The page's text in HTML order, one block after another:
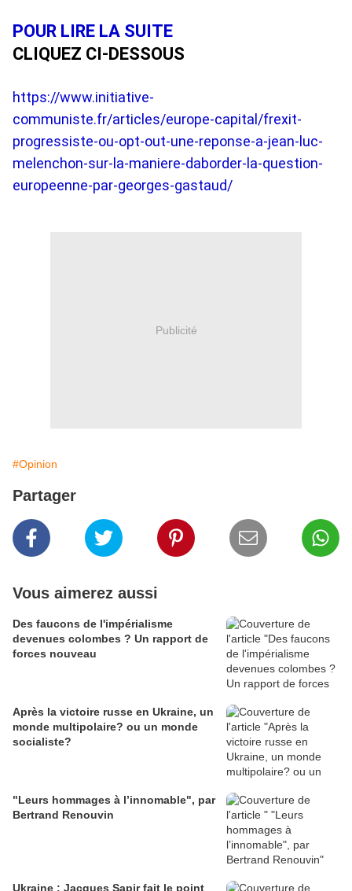
POUR LIRE LA SUITE
CLIQUEZ CI-DESSOUS
https://www.initiative-
communiste.fr/articles/europe-capital/frexit-
progressiste-ou-opt-out-une-reponse-a-jean-luc-
melenchon-sur-la-maniere-daborder-la-question-
europeenne-par-georges-gastaud/
Publicité
#Opinion
Partager
Vous aimerez aussi
Des faucons de l'impérialisme
devenues colombes ? Un rapport de
forces nouveau
Après la victoire russe en Ukraine, un
monde multipolaire? ou un monde
socialiste?
"Leurs hommages à l’innomable", par
Bertrand Renouvin
Ukraine : Jacques Sapir fait le point